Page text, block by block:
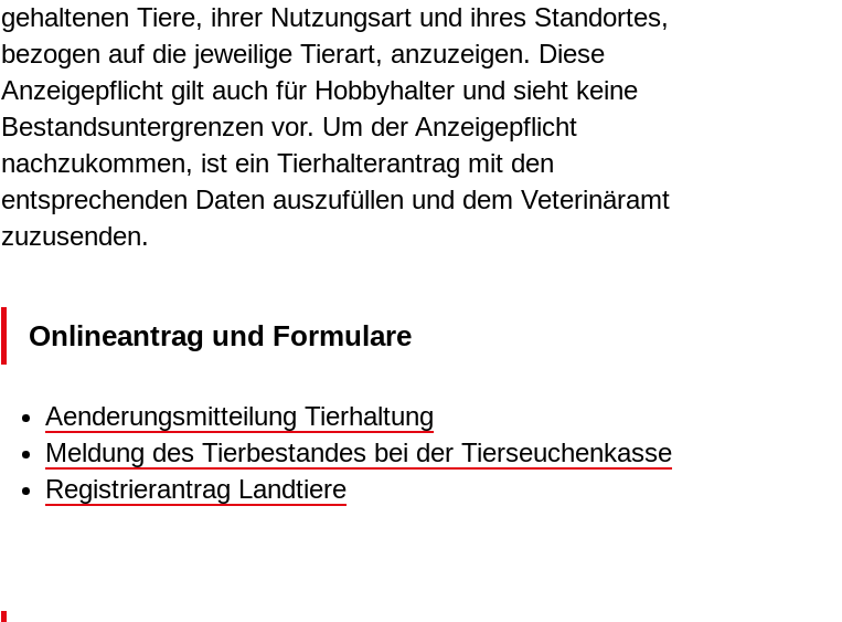
gehaltenen Tiere, ihrer Nutzungsart und ihres Standortes,
bezogen auf die jeweilige Tierart, anzuzeigen. Diese
Anzeigepflicht gilt auch für Hobbyhalter und sieht keine
Bestandsuntergrenzen vor. Um der Anzeigepflicht
nachzukommen, ist ein Tierhalterantrag mit den
entsprechenden Daten auszufüllen und dem Veterinäramt
zuzusenden.
Onlineantrag und Formulare
Aenderungsmitteilung Tierhaltung
Meldung des Tierbestandes bei der Tierseuchenkasse
Registrierantrag Landtiere